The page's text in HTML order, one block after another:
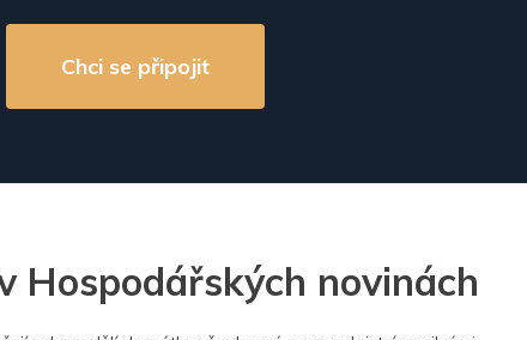
Chci se připojit
Hospodářských novinách